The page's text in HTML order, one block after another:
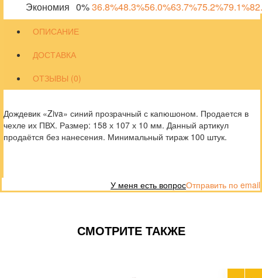
Экономия 0%36.8%48.3%56.0%63.7%75.2%79.1%
ОПИСАНИЕ
ДОСТАВКА
ОТЗЫВЫ (0)
Дождевик «Ziva» синий прозрачный с капюшоном. Продается в
чехле их ПВХ. Размер: 158 х 107 х 10 мм. Данный артикул
продаётся без нанесения. Минимальный тираж 100 штук.
Отправить по email
У меня есть вопрос
СМОТРИТЕ ТАКЖЕ